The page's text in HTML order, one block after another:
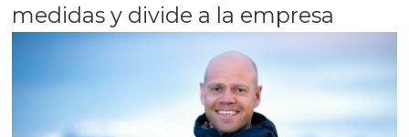
medidas y divide a la empresa